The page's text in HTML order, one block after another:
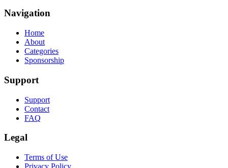
Navigation
Home
About
Categories
Sponsorship
Support
Support
Contact
FAQ
Legal
Terms of Use
Privacy Policy